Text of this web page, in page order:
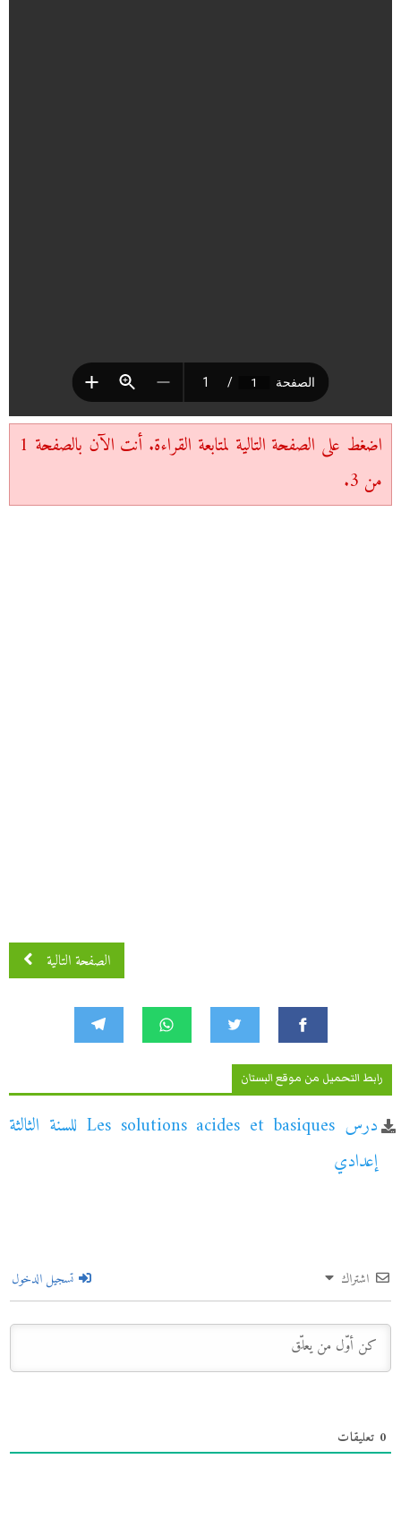
اضغط على الصفحة التالية لمتابعة القراءة. أنت الآن بالصفحة 1
من 3.
الصفحة التالية
رابط التحميل من موقع البستان
درس Les solutions acides et basiques للسنة الثالثة
إعدادي
اشتراك تسجيل الدخول
0 تعليقات